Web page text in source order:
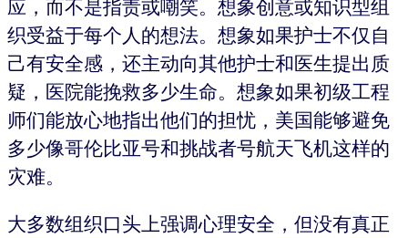
应，而不是指责或嘲笑。想象创意或知识型组
织受益于每个人的想法。想象如果护士不仅自
己有安全感，还主动向其他护士和医生提出质
疑，医院能挽救多少生命。想象如果初级工程
师们能放心地指出他们的担忧，美国能够避免
多少像哥伦比亚号和挑战者号航天飞机这样的
灾难。
大多数组织口头上强调心理安全，但没有真正